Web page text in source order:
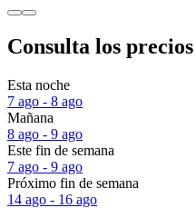
Consulta los
Esta noche
7 ago - 8 ago
Mañana
8 ago - 9 ago
Este fin de semana
7 ago - 9 ago
Próximo fin de semana
14 ago - 16 ago